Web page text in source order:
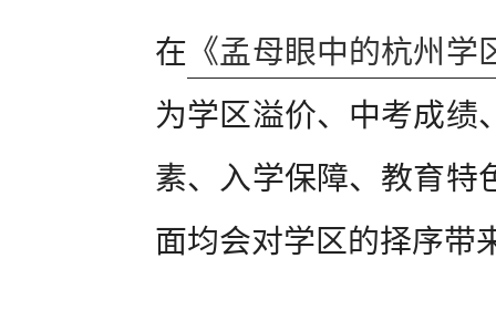
在 《孟母眼中的杭州
为学区溢价、中考成绩
素、入学保障、教育特
面均会对学区的择序带